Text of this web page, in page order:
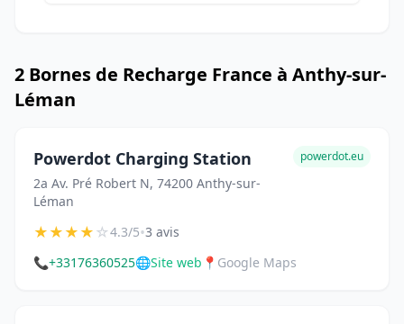
2 Bornes de Recharge France à Anthy-sur-
Léman
Powerdot Charging Station
2a Av. Pré Robert N, 74200 Anthy-sur-
Léman
powerdot.eu
★★★★☆4.3/5•3 avis
📞+33176360525🌐Site web 📍 Google Maps